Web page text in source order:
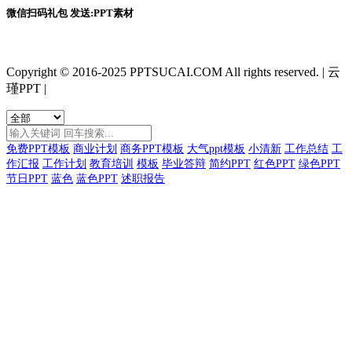
微信扫码礼包 发送:PPT素材
Copyright © 2016-2025 PPTSUCAI.COM All rights reserved. | 云
瑾PPT |
免费PPT模板 商业计划 商务PPT模板 大气ppt模板 小清新 工作总结 工
作汇报 工作计划 教育培训 模板 毕业答辩 简约PPT 红色PPT 绿色PPT
节日PPT 蓝色 蓝色PPT 述职报告